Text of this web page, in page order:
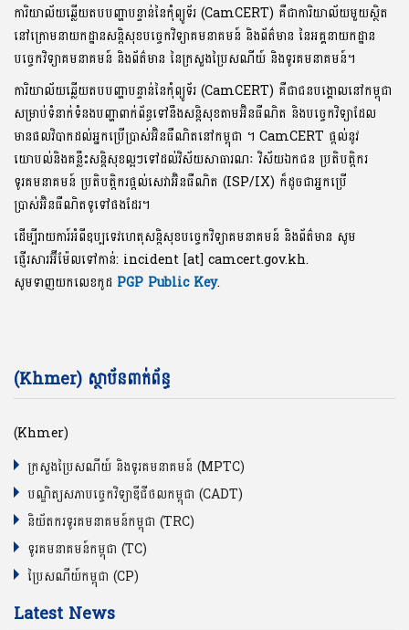
ការិយាល័យឆ្លើយតបបញ្ហាបន្ទាន់នៃកុំព្យូទ័រ (CamCERT) គឺជាការិយាល័យមួយស្ថិត
នៅក្រោមនាយកដ្ឋានសន្តិសុខបច្ចេកវិទ្យាគមនាគមន៍ និងព័ត៌មាន នៃអគ្គនាយកដ្ឋាន
បច្ចេកវិទ្យាគមនាគមន៍ និងព័ត៌មាន នៃក្រសួងប្រៃសណីយ៍ និងទូរគមនាគមន៍។
ការិយាល័យឆ្លើយតបបញ្ហាបន្ទាន់នៃកុំព្យូទ័រ (CamCERT) គឺជាជនបង្គោលនៅកម្ពុជា
សម្រាប់ទំនាក់ទំនងបញ្ហាពាក់ព័ន្ធទៅនឹងសន្តិសុខតាមអ៊ិនធឺណិត និងបច្ចេកវិទ្យាដែល
មានផលវិបាកដល់អ្នកប្រើប្រាស់អ៊ិនធឺណិតនៅកម្ពុជា ។ CamCERT ផ្តល់នូវ
យោបល់និងគន្លឹះសន្តិសុខល្អៗទៅដល់វិស័យសាធារណៈ វិស័យឯកជន ប្រតិបត្តិករ
ទូរគមនាគមន៍ ប្រតិបត្តិករផ្តល់សេវាអ៊ិនធឺណិត (ISP/IX) ក៏ដូចជាអ្នកប្រើ
ប្រាស់អ៊ិនធឺណិតទូទៅផងដែរ។
ដើម្បីរាយការ៍អំពីឧប្បទេវហេតុសន្តិសុខបច្ចេកវិទ្យាគមនាគមន៍ និងព័ត៌មាន សូម
ផ្ញើរសារអ៊ីម៉ែលទៅកាន់: incident [at] camcert.gov.kh.
សូមទាញយកលេខកូដ PGP Public Key.
(Khmer) ស្ថាប័នពាក់ព័ន្ធ
(Khmer)
ក្រសួងប្រៃសណីយ៍ និងទូរគមនាគមន៍ (MPTC)
បណ្ឌិត្យសភាបច្ចេកវិទ្យាឌីជីថលកម្ពុជា (CADT)
និយ័តករទូរគមនាគមន៍កម្ពុជា (TRC)
ទូរគមនាគមន៍កម្ពុជា (TC)
ប្រៃសណីយ៍កម្ពុជា (CP)
Latest News